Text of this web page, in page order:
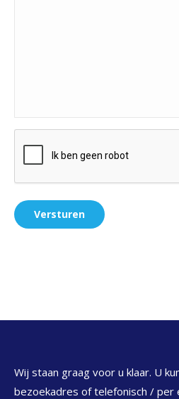
Wij staan graag voor u klaar. U
bezoekadres of telefonisch / per